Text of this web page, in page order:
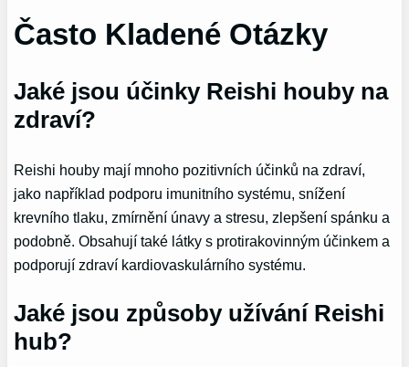
Často Kladené Otázky
Jaké jsou účinky Reishi houby na
zdraví?
Reishi houby mají mnoho pozitivních účinků na zdraví,
jako například podporu imunitního systému, snížení
krevního tlaku, zmírnění únavy a stresu, zlepšení spánku a
podobně. Obsahují také látky s protirakovinným účinkem a
podporují zdraví kardiovaskulárního systému.
Jaké jsou způsoby užívání Reishi
hub?